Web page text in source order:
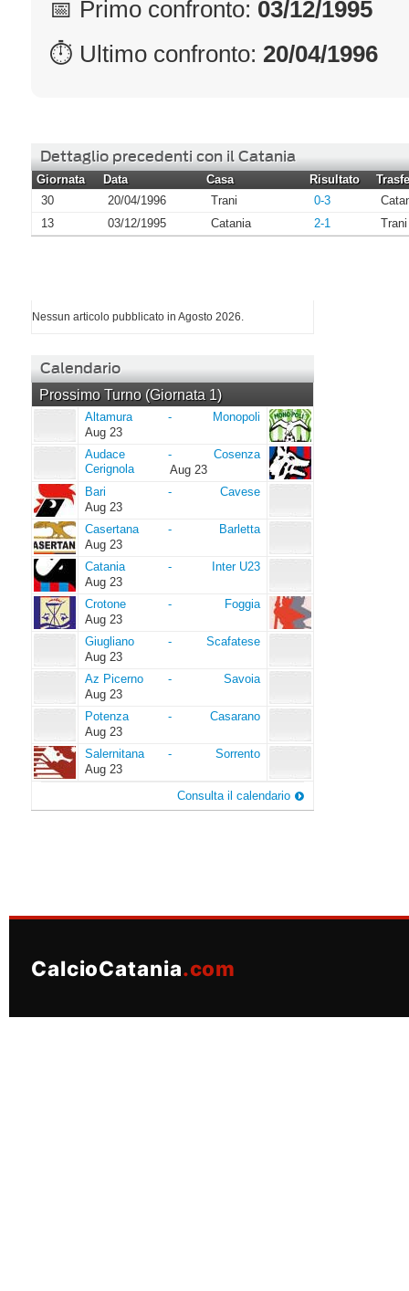
📅 Primo confronto: 03/12/1995
⏱ Ultimo confronto: 20/04/1996
Dettaglio precedenti con il Catania
Giornata Data Casa Risultato
30
20/04/1996 Trani 0-3
13
03/12/1995 Catania 2-1 Trani
Nessun articolo pubblicato in Agosto 2026.
Calendario
Prossimo Turno (Giornata 1)
Altamura
Altamura -
Monopoli
Aug 23
Audace
Cerignola
Audace
Cerignola
-
Cosenza
Aug 23
Bari
Bari -
Cavese
Aug 23
Casertana
Casertana -
Barletta
Aug 23
Catania
Catania -
Inter U23
Aug 23
Crotone
Crotone -
Foggia
Aug 23
Giugliano
Giugliano -
Scafatese
Aug 23
Az
Picerno
Az Picerno -
Savoia
Aug 23
Potenza
Potenza -
Casarano
Aug 23
Salernitana
Salernitana -
Sorrento
Aug 23
Consulta il calendario
CalcioCatania.com